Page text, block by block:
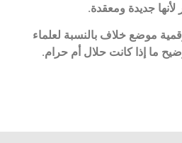
لأنها جديدة ومعقدة.
موضع خلاف بالنسبة لعلماء
ما إذا كانت حلال أم حرام.